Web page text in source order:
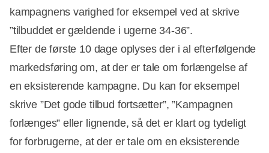
kampagnens varighed for eksempel ved at skrive
”tilbuddet er gældende i ugerne 34-36”.
Efter de første 10 dage oplyses der i al efterfølgende
markedsføring om, at der er tale om forlængelse af
en eksisterende kampagne. Du kan for eksempel
skrive ”Det gode tilbud fortsætter”, ”Kampagnen
forlænges” eller lignende, så det er klart og tydeligt
for forbrugerne, at der er tale om en eksisterende